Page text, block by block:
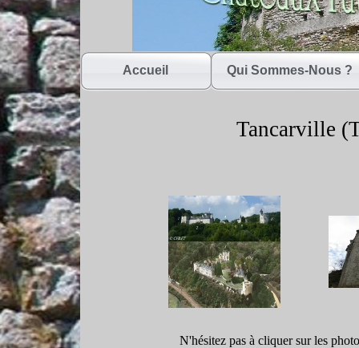
Accueil Qui Sommes-Nous ?
Tancarville
N'hésitez pas à cliquer sur les